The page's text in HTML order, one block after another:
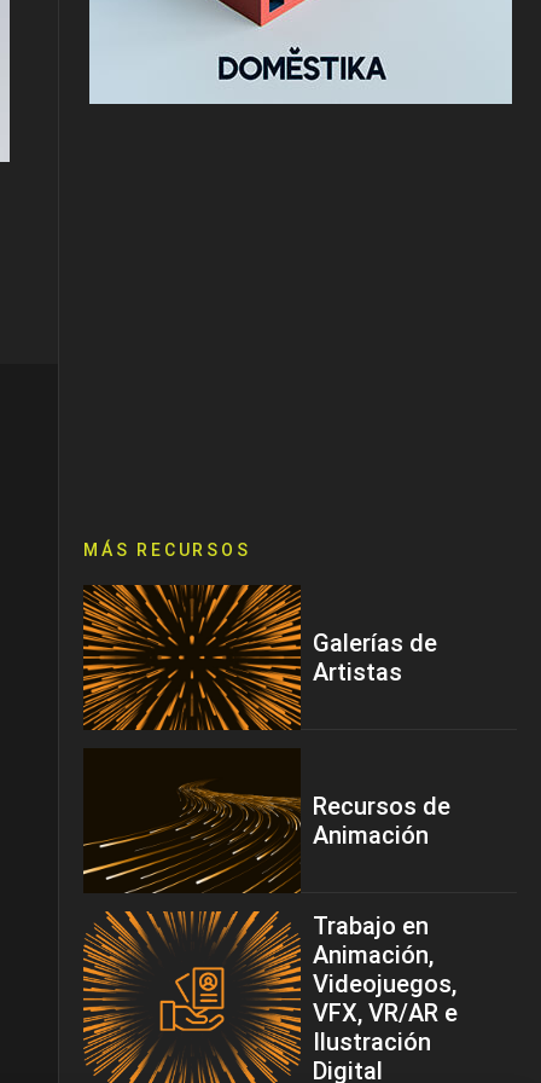
MÁS RECURSOS
Galerías de
Artistas
Recursos de
Animación
Trabajo en
Animación,
Videojuegos,
VFX, VR/AR e
Ilustración
Digital